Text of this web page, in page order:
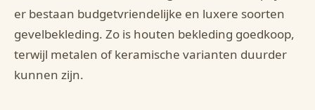
er bestaan budgetvriendelijke en luxere soorten
gevelbekleding. Zo is houten bekleding goedkoop,
terwijl metalen of keramische varianten duurder
kunnen zijn.